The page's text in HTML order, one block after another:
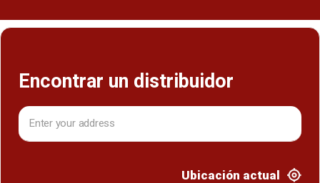
Encontrar un distribuidor
Ubicación actual